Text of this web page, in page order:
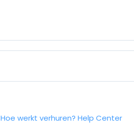
Hoe werkt verhuren? Help Center